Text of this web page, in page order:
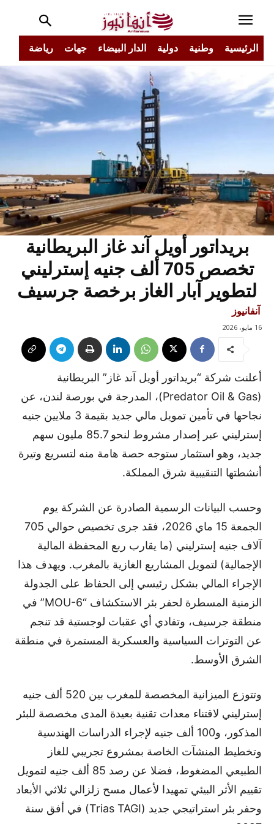
الرئيسية وطنية دولية الدار البيضاء جهات رياضة
بريداتور أويل آند غاز البريطانية
تخصص 705 ألف جنيه إسترليني
لتطوير آبار الغاز برخصة جرسيف
آنفانيوز
16 مايو، 2026
أعلنت شركة “بريداتور أويل آند غاز” البريطانية
(Predator Oil & Gas)، المدرجة في بورصة لندن، عن
نجاحها في تأمين تمويل مالي جديد بقيمة 3 ملايين جنيه
إسترليني عبر إصدار مشروط لنحو 85.7 مليون سهم
جديد، وهو استثمار ستوجه حصة هامة منه لتسريع وتيرة
أنشطتها التنقيبية شرق المملكة.
وحسب البيانات الرسمية الصادرة عن الشركة يوم
الجمعة 15 ماي 2026، فقد جرى تخصيص حوالي 705
آلاف جنيه إسترليني (ما يقارب ربع المحفظة المالية
الإجمالية) لتمويل المشاريع الغازية بالمغرب. ويهدف هذا
الإجراء المالي بشكل رئيسي إلى الحفاظ على الجدولة
الزمنية المسطرة لحفر بئر الاستكشاف “MOU-6” في
منطقة جرسيف، وتفادي أي عقبات لوجستية قد تنجم
عن التوترات السياسية والعسكرية المستمرة في منطقة
الشرق الأوسط.
وتتوزع الميزانية المخصصة للمغرب بين 520 ألف جنيه
إسترليني لاقتناء معدات تقنية بعيدة المدى مخصصة للبئر
المذكور، و100 ألف جنيه لإجراء الدراسات الهندسية
وتخطيط المنشآت الخاصة بمشروع تجريبي للغاز
الطبيعي المضغوط، فضلا عن رصد 85 ألف جنيه لتمويل
تقييم الأثر البيئي تمهيدا لأعمال مسح زلزالي ثلاثي الأبعاد
وحفر بئر استراتيجي جديد (Trias TAGI) في أفق سنة